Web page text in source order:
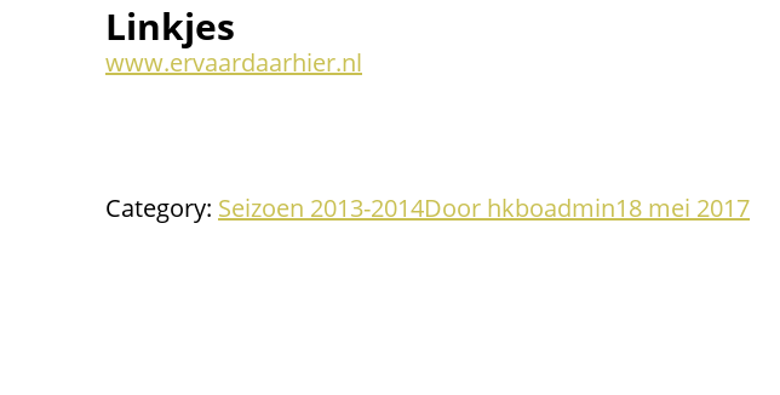
Linkjes
www.ervaardaarhier.nl
Category: Seizoen 2013-2014Door hkboadmin18 mei 2017